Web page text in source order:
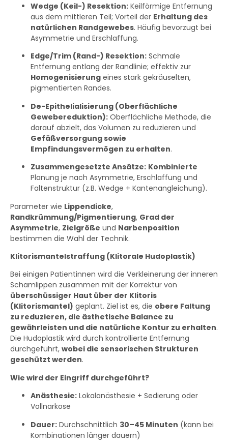
Wedge (Keil-) Resektion: Keilförmige Entfernung
aus dem mittleren Teil; Vorteil der Erhaltung des
natürlichen Randgewebes. Häufig bevorzugt bei
Asymmetrie und Erschlaffung.
Edge/Trim (Rand-) Resektion: Schmale
Entfernung entlang der Randlinie; effektiv zur
Homogenisierung eines stark gekräuselten,
pigmentierten Randes.
De-Epithelialisierung (Oberflächliche
Gewebereduktion): Oberflächliche Methode, die
darauf abzielt, das Volumen zu reduzieren und
Gefäßversorgung sowie
Empfindungsvermögen zu erhalten.
Zusammengesetzte Ansätze: Kombinierte
Planung je nach Asymmetrie, Erschlaffung und
Faltenstruktur (z.B. Wedge + Kantenangleichung).
Parameter wie Lippendicke,
Randkrümmung/Pigmentierung, Grad der
Asymmetrie, Zielgröße und Narbenposition
bestimmen die Wahl der Technik.
Klitorismantelstraffung (Klitorale Hudoplastik)
Bei einigen Patientinnen wird die Verkleinerung der inneren
Schamlippen zusammen mit der Korrektur von
überschüssiger Haut über der Klitoris
(Klitorismantel) geplant. Ziel ist es, die obere Faltung
zu reduzieren, die ästhetische Balance zu
gewährleisten und die natürliche Kontur zu erhalten.
Die Hudoplastik wird durch kontrollierte Entfernung
durchgeführt, wobei die sensorischen Strukturen
geschützt werden.
Wie wird der Eingriff durchgeführt?
Anästhesie: Lokalanästhesie + Sedierung oder
Vollnarkose
Dauer: Durchschnittlich 30–45 Minuten (kann bei
Kombinationen länger dauern)